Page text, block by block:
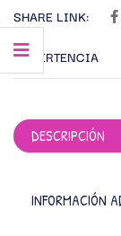
SHARE LINK:
ADVERTENCIA
DESCRIPCIÓN
INFORMACIÓN